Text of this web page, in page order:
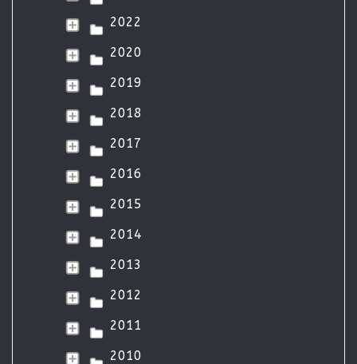
2022
2020
2019
2018
2017
2016
2015
2014
2013
2012
2011
2010